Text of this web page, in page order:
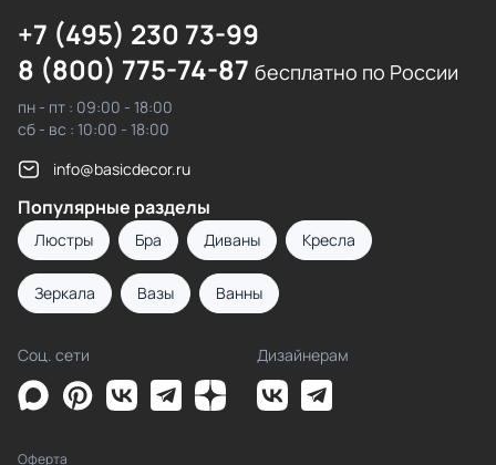
+7 (495) 230 73-99
8 (800) 775-74-87 бесплатно по России
пн - пт : 09:00 - 18:00
сб - вс : 10:00 - 18:00
info@basicdecor.ru
Популярные разделы
Люстры Бра Диваны Кресла
Зеркала Вазы Ванны
Соц. сети Дизайнерам
Оферта